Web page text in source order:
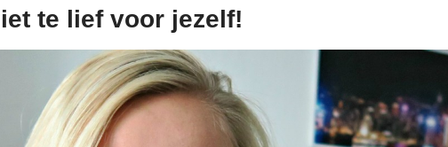
te lief voor jezelf!